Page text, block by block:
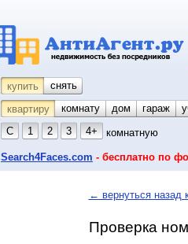
купить снять
квартиру
комнату койко-место
дом гараж
С
1 2 3 4+ комнатную
Search4Faces.com - бесплатно по
← вернуться назад
Проверка